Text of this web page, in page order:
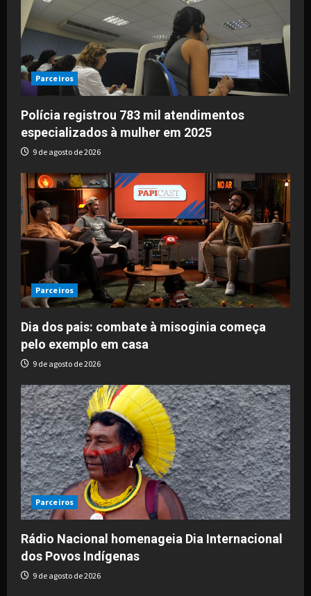
Parceiros
Polícia registrou 783 mil atendimentos
especializados à mulher em 2025
9 de agosto de 2026
Parceiros
Dia dos pais: combate à misoginia começa
pelo exemplo em casa
9 de agosto de 2026
Parceiros
Rádio Nacional homenageia Dia Internacional
dos Povos Indígenas
9 de agosto de 2026